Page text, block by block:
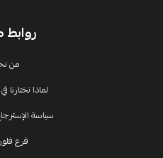
من
لماذا تختارنا
سياسة
فرع